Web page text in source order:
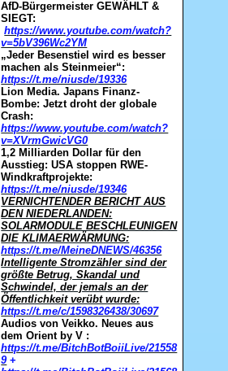
AfD-Bürgermeister GEWÄHLT &
SIEGT:
https://www.youtube.com/watch?
v=5bV396Wc2YM
„Jeder Besenstiel wird es besser
machen als Steinmeier“:
https://t.me/niusde/19336
Lion Media. Japans Finanz-
Bombe: Jetzt droht der globale
Crash:
https://www.youtube.com/watch?
v=XVrmGwicVG0
1,2 Milliarden Dollar für den
Ausstieg: USA stoppen RWE-
Windkraftprojekte:
https://t.me/niusde/19346
VERNICHTENDER BERICHT AUS
DEN NIEDERLANDEN:
SOLARMODULE BESCHLEUNIGEN
DIE KLIMAERWÄRMUNG:
https://t.me/MeineDNEWS/46356
Intelligente Stromzähler sind der
größte Betrug, Skandal und
Schwindel, der jemals an der
Öffentlichkeit verübt wurde:
https://t.me/c/1598326438/30697
Audios von Veikko. Neues aus
dem Orient by V :
https://t.me/BitchBotBoiiLive/21558
9 +